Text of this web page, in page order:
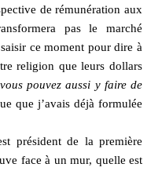
de rémunération aux
pas le marché
ce moment pour dire à
religion que leurs dollars
pouvez aussi y faire de
que j’avais déjà formulée
président de la première
face à un mur, quelle est